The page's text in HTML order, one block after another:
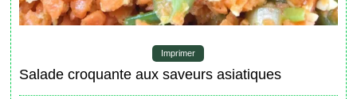
Imprimer
Salade croquante aux saveurs asiatiques